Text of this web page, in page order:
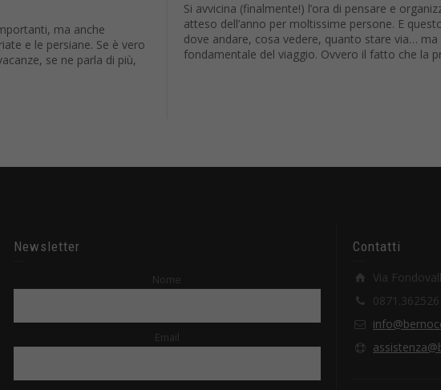
ma anche
e le persiane. Se è vero
se ne parla di più,
Si avvicina (finalmente!) l’ora di pensare e
atteso dell’anno per moltissime persone. E
dove andare, cosa vedere, quanto stare via…
fondamentale del viaggio. Ovvero il fatto che la
Newsletter
Nome
Email
Contatti
Via